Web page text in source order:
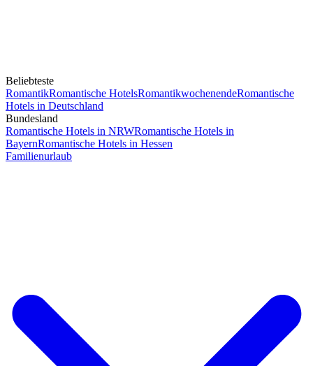
Beliebteste
RomantikRomantische HotelsRomantikwochenendeRomantische
Hotels in Deutschland
Bundesland
Romantische Hotels in NRWRomantische Hotels in
BayernRomantische Hotels in Hessen
Familienurlaub